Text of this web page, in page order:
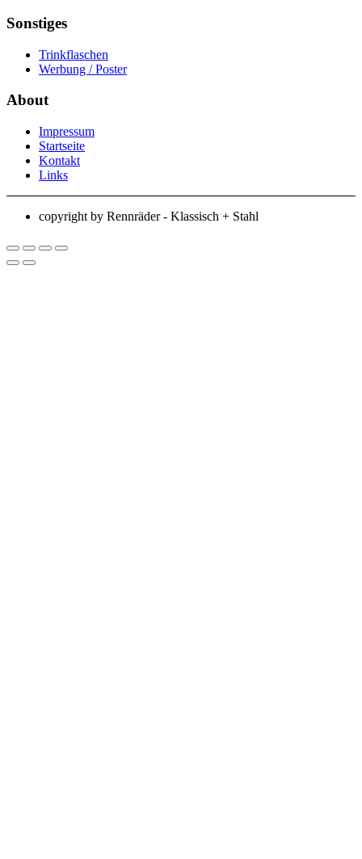
Sonstiges
Trinkflaschen
Werbung / Poster
About
Impressum
Startseite
Kontakt
Links
copyright by Rennräder - Klassisch + Stahl